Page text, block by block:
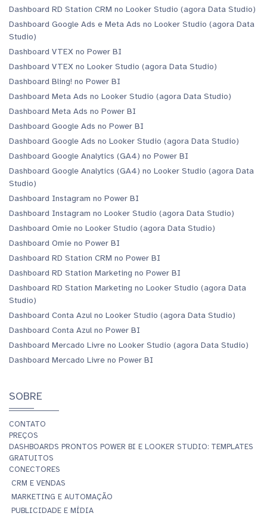
Dashboard RD Station CRM no Looker Studio (agora Data Studio)
Dashboard Google Ads e Meta Ads no Looker Studio (agora Data
Studio)
Dashboard VTEX no Power BI
Dashboard VTEX no Looker Studio (agora Data Studio)
Dashboard Bling! no Power BI
Dashboard Meta Ads no Looker Studio (agora Data Studio)
Dashboard Meta Ads no Power BI
Dashboard Google Ads no Power BI
Dashboard Google Ads no Looker Studio (agora Data Studio)
Dashboard Google Analytics (GA4) no Power BI
Dashboard Google Analytics (GA4) no Looker Studio (agora Data
Studio)
Dashboard Instagram no Power BI
Dashboard Instagram no Looker Studio (agora Data Studio)
Dashboard Omie no Looker Studio (agora Data Studio)
Dashboard Omie no Power BI
Dashboard RD Station CRM no Power BI
Dashboard RD Station Marketing no Power BI
Dashboard RD Station Marketing no Looker Studio (agora Data
Studio)
Dashboard Conta Azul no Looker Studio (agora Data Studio)
Dashboard Conta Azul no Power BI
Dashboard Mercado Livre no Looker Studio (agora Data Studio)
Dashboard Mercado Livre no Power BI
SOBRE
CONTATO
PREÇOS
DASHBOARDS PRONTOS POWER BI E LOOKER STUDIO: TEMPLATES
GRATUITOS
CONECTORES
CRM E VENDAS
MARKETING E AUTOMAÇÃO
PUBLICIDADE E MÍDIA